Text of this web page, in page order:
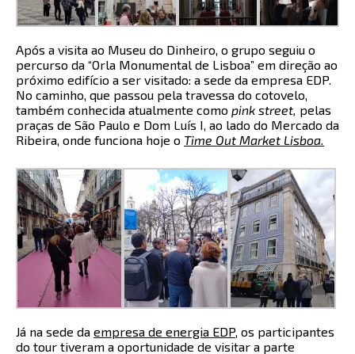
Após a visita ao Museu do Dinheiro, o grupo seguiu o
percurso da “Orla Monumental de Lisboa” em direção ao
próximo edifício a ser visitado: a sede da empresa EDP.
No caminho, que passou pela travessa do cotovelo,
também conhecida atualmente como pink street, pelas
praças de São Paulo e Dom Luís I, ao lado do Mercado da
Ribeira, onde funciona hoje o Time Out Market Lisboa.
Já na sede da empresa de energia EDP , os participantes
do tour tiveram a oportunidade de visitar a parte